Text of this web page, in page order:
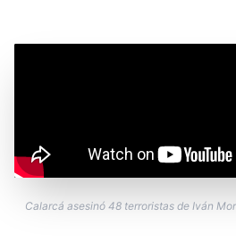
Calarcá asesinó 48 terroristas de Iván